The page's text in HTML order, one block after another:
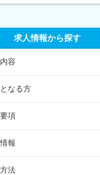
求人情報から探す
容
なる方
項
報
法